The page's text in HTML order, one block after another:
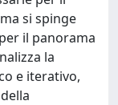
si spinge
il panorama
la
e iterativo,